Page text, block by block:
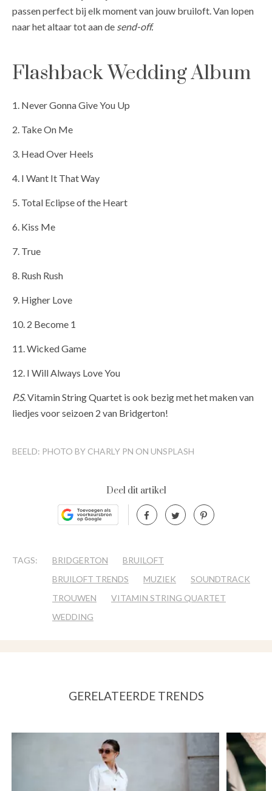
passen perfect bij elk moment van jouw bruiloft. Van lopen
naar het altaar tot aan de send-off.
Flashback Wedding Album
1. Never Gonna Give You Up
2. Take On Me
3. Head Over Heels
4. I Want It That Way
5. Total Eclipse of the Heart
6. Kiss Me
7. True
8. Rush Rush
9. Higher Love
10. 2 Become 1
11. Wicked Game
12. I Will Always Love You
P.S.Vitamin String Quartet is ook bezig met het maken van
liedjes voor seizoen 2 van Bridgerton!
BEELD: PHOTO BY CHARLY PN ON UNSPLASH
Deel dit artikel
TAGS: BRIDGERTON
BRUILOFT
BRUILOFT TRENDS
MUZIEK
SOUNDTRACK
TROUWEN
VITAMIN STRING QUARTET
WEDDING
GERELATEERDE TRENDS